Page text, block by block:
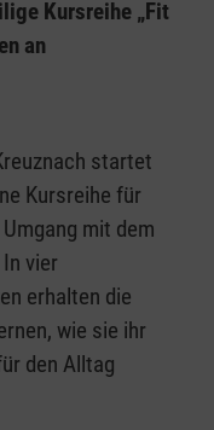
Kursreihe „Fit
an
startet
Kursreihe für
mit dem
vier
erhalten die
wie sie ihr
den Alltag